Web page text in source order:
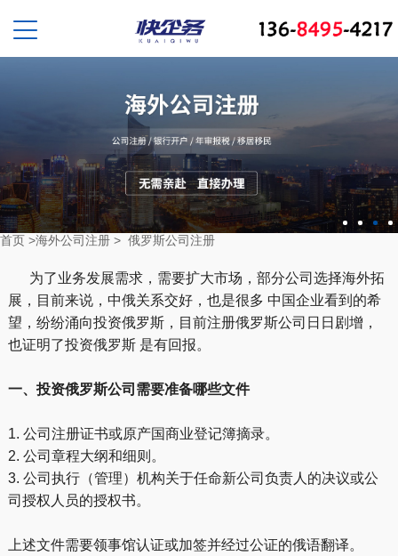
首页 >海外公司注册 > 俄罗斯公司注册
为了业务发展需求，需要扩大市场，部分公司选择海外拓
展，目前来说，中俄关系交好，也是很多 中国企业看到的希
望，纷纷涌向投资俄罗斯，目前注册俄罗斯公司日日剧增，
也证明了投资俄罗斯 是有回报。
一、投资俄罗斯公司需要准备哪些文件
1. 公司注册证书或原产国商业登记簿摘录。
2. 公司章程大纲和细则。
3. 公司执行（管理）机构关于任命新公司负责人的决议或公
司授权人员的授权书。
上述文件需要领事馆认证或加签并经过公证的俄语翻译。